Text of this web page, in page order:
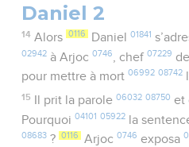
Daniel 2
14 Alors 0116 Daniel 01841
02942 à Arjoc0746 , chef07229
pour mettre à mort06992 08742
15 Il prit la parole 06032 08750 et
Pourquoi04101 05922 la
08683 ? 0116 Arjoc0746 exposa